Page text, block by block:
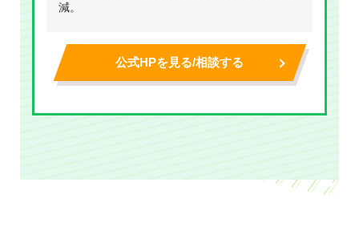
減。
公式HPを見る/相談する